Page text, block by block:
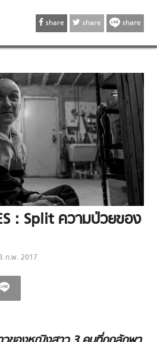
share share share
: Split ความป่วยของ
ก.พ. 2017